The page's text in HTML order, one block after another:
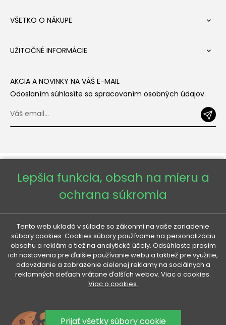
VŠETKO O NÁKUPE 
UŽITOČNÉ INFORMÁCIE 
AKCIA A NOVINKY NA VÁŠ E-MAIL
Odoslaním súhlasíte so spracovaním osobných údajov.
Copyright © 2026 - Veneti™
Veneti SK
Veneti CZ
Lepšia funkcia, obsah na mieru a
ochrana súkromia
Tento web ukladá v súlade so zákonmi na vaše zariadenie
súbory cookies. Cookies súbory používame na personalizáciu
obsahu a reklám a tiež na analytické účely. Odsúhlaste prosím
ich nastavenia pre ďalšie používanie webu a taktiež pre využitie,
odovzdanie a zobrazenie cielenej reklamy na sociálnych a
reklamných sieťach vrátane ďalších webov. Viac o cookies.
Viac o cookies.
Prijať všetky súbory cookie